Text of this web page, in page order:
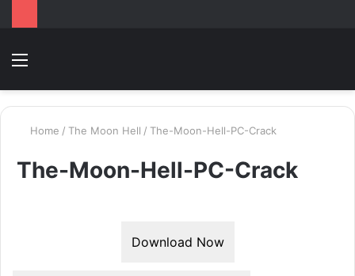
Home / The Moon Hell / The-Moon-Hell-PC-Crack
The-Moon-Hell-PC-Crack
Download Now